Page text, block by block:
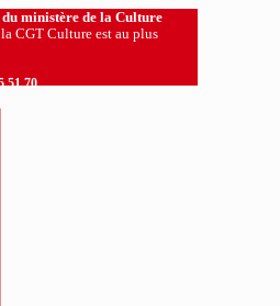
ministère de la Culture
CGT Culture est au plus
51 70